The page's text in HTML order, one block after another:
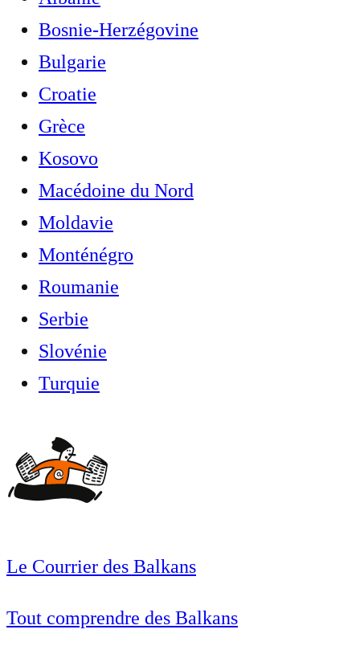
Bosnie-Herzégovine
Bulgarie
Croatie
Grèce
Kosovo
Macédoine du Nord
Moldavie
Monténégro
Roumanie
Serbie
Slovénie
Turquie
Le Courrier des Balkans
Tout comprendre des Balkans